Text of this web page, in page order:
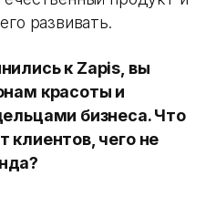
развивать.
к Zapis, вы
красоты и
бизнеса. Что
клиентов, чего не